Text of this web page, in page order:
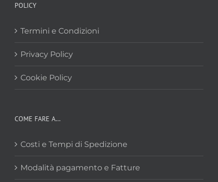
POLICY
Termini e Condizioni
Privacy Policy
Cookie Policy
COME FARE A…
Costi e Tempi di Spedizione
Modalità pagamento e Fatture